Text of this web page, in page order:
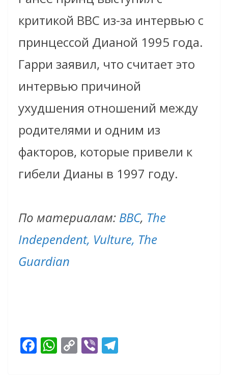
критикой BBC из-за интервью с
принцессой Дианой 1995 года.
Гарри заявил, что считает это
интервью причиной
ухудшения отношений между
родителями и одним из
факторов, которые привели к
гибели Дианы в 1997 году.
По материалам: BBC, The
Independent, Vulture, The
Guardian
F W C Vi